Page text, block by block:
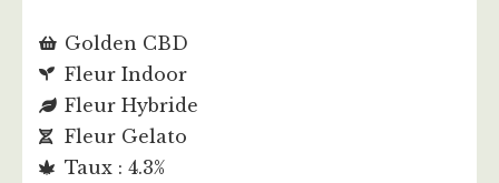
Golden CBD
Fleur Indoor
Fleur Hybride
Fleur Gelato
Taux : 4.3%